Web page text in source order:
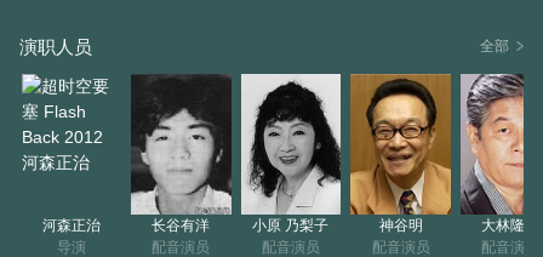
“闪回 2012”在一首《天使之绘具》的歌声中拉开了序幕。通过
音乐片段里的十余首歌曲，生动地再现了当年人类历史上最为
惨烈的战争，还有林明美那段刻骨铭心的恋情。
作者在最后的结束曲同样是《天使之绘具》中，让新锐机体 VF
- 4 和新超时空要塞 Megaroad - 01（即 SDF - 2）首次亮相。此
演职人员 全部
河森正治
导演
长谷有洋
配音演员
小原 乃梨子
配音演员
神谷明
配音演员
大林隆介
配音演员